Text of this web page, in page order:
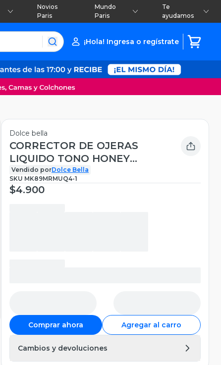
Novios
Paris
Mundo
Paris
Te
ayudamos
¡Hola! Ingresa o regístrate
Dolce bella
CORRECTOR DE OJERAS
LIQUIDO TONO HONEY
DOLCE BELLA
Vendido porDolce Bella
SKU MK89MRMUQ4-1
$4.900
Comprar ahora Agregar al carro
Cambios y devoluciones